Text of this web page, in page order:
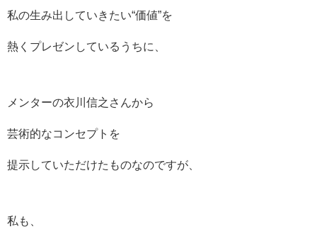
私の生み出していきたい“価値”を
熱くプレゼンしているうちに、
メンターの衣川信之さんから
芸術的なコンセプトを
提示していただけたものなのですが、
私も、